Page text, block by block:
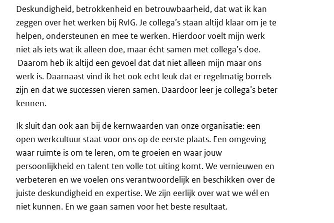
Deskundigheid, betrokkenheid en betrouwbaarheid, dat wat ik kan
zeggen over het werken bij RvIG. Je collega’s staan altijd klaar om je te
helpen, ondersteunen en mee te werken. Hierdoor voelt mijn werk
niet als iets wat ik alleen doe, maar écht samen met collega’s doe.
Daarom heb ik altijd een gevoel dat dat niet alleen mijn maar ons
werk is. Daarnaast vind ik het ook echt leuk dat er regelmatig borrels
zijn en dat we successen vieren samen. Daardoor leer je collega’s beter
kennen.
Ik sluit dan ook aan bij de kernwaarden van onze organisatie: een
open werkcultuur staat voor ons op de eerste plaats. Een omgeving
waar ruimte is om te leren, om te groeien en waar jouw
persoonlijkheid en talent ten volle tot uiting komt. We vernieuwen en
verbeteren en we voelen ons verantwoordelijk en beschikken over de
juiste deskundigheid en expertise. We zijn eerlijk over wat we wél en
niet kunnen. En we gaan samen voor het beste resultaat.